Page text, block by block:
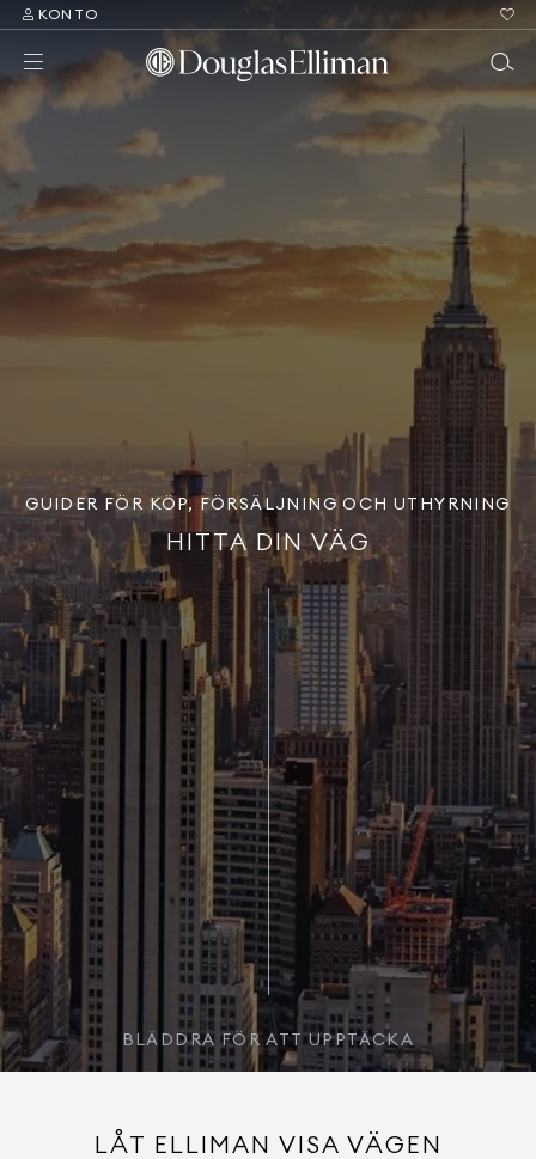
KONTO
GUIDER FÖR KÖP, FÖRSÄLJNING OCH UTHYRNING
HITTA DIN VÄG
BLÄDDRA FÖR ATT UPPTÄCKA
LÅT ELLIMAN VISA VÄGEN